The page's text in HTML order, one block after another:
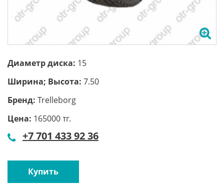
Диаметр диска: 15
Ширина; Высота: 7.50
Бренд: Trelleborg
Цена: 165000 тг.
+7 701 433 92 36
Купить